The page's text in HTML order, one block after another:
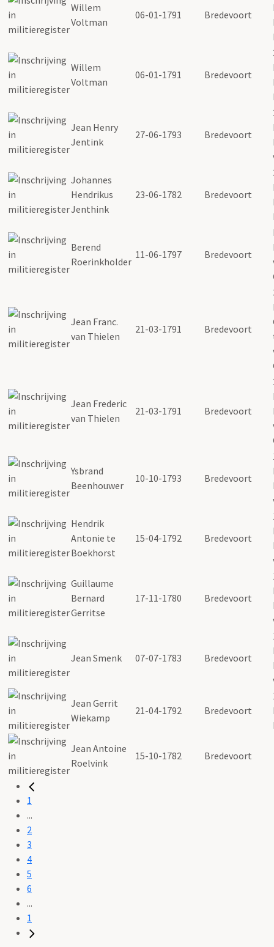
Willem
Voltman
06-01-1791 Bredevoort
Willem
Voltman
06-01-1791 Bredevoort
Jean Henry
Jentink
27-06-1793 Bredevoort
Johannes
Hendrikus
Jenthink
23-06-1782 Bredevoort
Berend
Roerinkholder
11-06-1797 Bredevoort
Jean Franc.
van Thielen
21-03-1791 Bredevoort
Jean Frederic
van Thielen
21-03-1791 Bredevoort
Ysbrand
Beenhouwer
10-10-1793 Bredevoort
Hendrik
Antonie te
Boekhorst
15-04-1792 Bredevoort
Guillaume
Bernard
Gerritse
17-11-1780 Bredevoort
Jean Smenk 07-07-1783 Bredevoort
Jean Gerrit
Wiekamp
21-04-1792 Bredevoort
Jean Antoine
Roelvink
15-10-1782 Bredevoort
1
...
2
3
4
5
6
...
1